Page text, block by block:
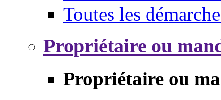
Toutes les
Propriétaire ou
Propriétaire ou